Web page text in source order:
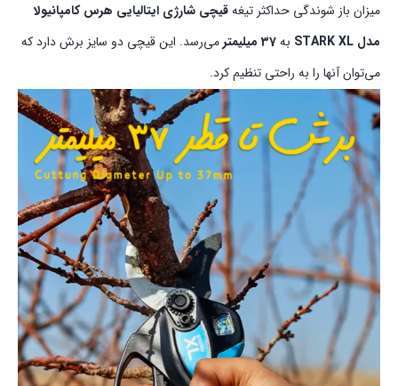
میزان باز شوندگی حداکثر تیغهقیچی شارژی ایتالیایی هرس کامپانیولا
مدل STARK XL
به37 میلیمتر
می‌رسد. این قیچی دو سایز برش دارد که
می‌توان آنها را به راحتی تنظیم کرد.